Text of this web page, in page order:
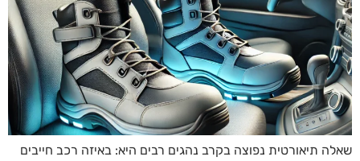
שאלה תיאורטית נפוצה בקרב נהגים רבים היא: באיזה רכב חייבים